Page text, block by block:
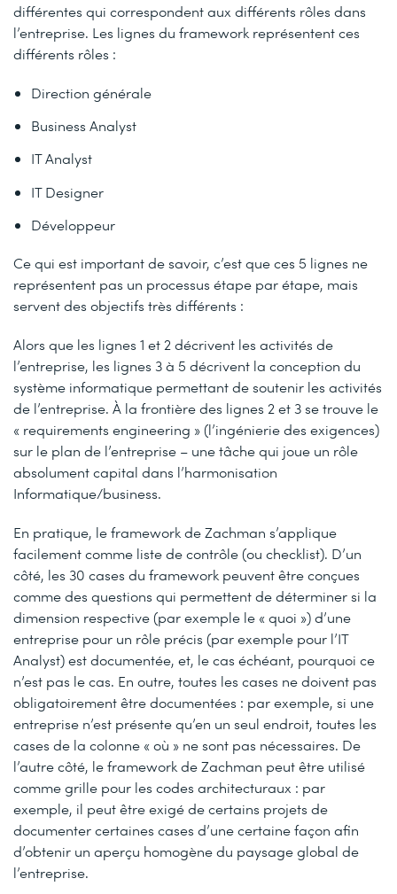
différentes qui correspondent aux différents rôles dans
l’entreprise. Les lignes du framework représentent ces
différents rôles :
Direction générale
Business Analyst
IT Analyst
IT Designer
Développeur
Ce qui est important de savoir, c’est que ces 5 lignes ne
représentent pas un processus étape par étape, mais
servent des objectifs très différents :
Alors que les lignes 1 et 2 décrivent les activités de
l’entreprise, les lignes 3 à 5 décrivent la conception du
système informatique permettant de soutenir les activités
de l’entreprise. À la frontière des lignes 2 et 3 se trouve le
« requirements engineering » (l’ingénierie des exigences)
sur le plan de l’entreprise – une tâche qui joue un rôle
absolument capital dans l’harmonisation
Informatique/business.
En pratique, le framework de Zachman s’applique
facilement comme liste de contrôle (ou checklist). D’un
côté, les 30 cases du framework peuvent être conçues
comme des questions qui permettent de déterminer si la
dimension respective (par exemple le « quoi ») d’une
entreprise pour un rôle précis (par exemple pour l’IT
Analyst) est documentée, et, le cas échéant, pourquoi ce
n’est pas le cas. En outre, toutes les cases ne doivent pas
obligatoirement être documentées : par exemple, si une
entreprise n’est présente qu’en un seul endroit, toutes les
cases de la colonne « où » ne sont pas nécessaires. De
l’autre côté, le framework de Zachman peut être utilisé
comme grille pour les codes architecturaux : par
exemple, il peut être exigé de certains projets de
documenter certaines cases d’une certaine façon afin
d’obtenir un aperçu homogène du paysage global de
l’entreprise.